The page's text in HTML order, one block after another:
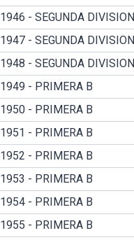
1946 - SEGUNDA DIVISION
1947 - SEGUNDA DIVISION
1948 - SEGUNDA DIVISION
1949 - PRIMERA B
1950 - PRIMERA B
1951 - PRIMERA B
1952 - PRIMERA B
1953 - PRIMERA B
1954 - PRIMERA B
1955 - PRIMERA B